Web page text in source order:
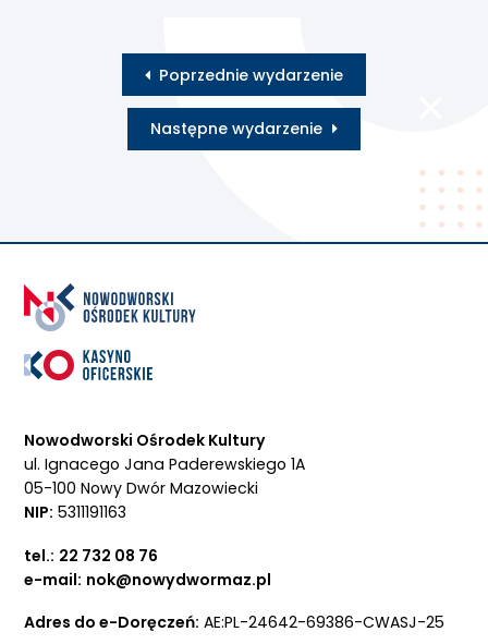
Poprzednie wydarzenie
Następne wydarzenie
Nowodworski Ośrodek Kultury
ul. Ignacego Jana Paderewskiego 1A
05-100 Nowy Dwór Mazowiecki
NIP: 5311191163
tel.: 22 732 08 76
e-mail: nok@nowydwormaz.pl
Adres do e-Doręczeń: AE:PL-24642-69386-CWASJ-25